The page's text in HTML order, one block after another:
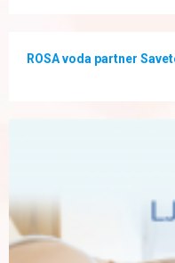
ROSA voda partner